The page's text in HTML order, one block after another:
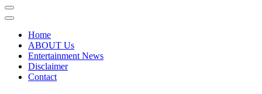
Home
ABOUT Us
Entertainment News
Disclaimer
Contact